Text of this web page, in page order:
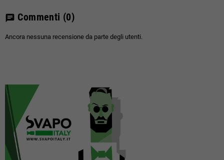
chat Commenti (0)
Ancora nessuna recensione da parte degli utenti.